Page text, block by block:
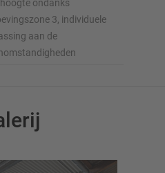
ondanks
3, individuele
aan de